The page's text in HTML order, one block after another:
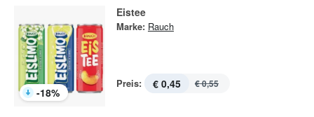
-18%
Eistee
Marke: Rauch
Preis: € 0,45 € 0,55